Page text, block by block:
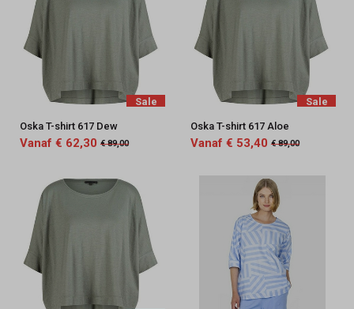
Sale
Oska T-shirt 617 Dew
Vanaf € 62,30 € 89,00
Sale
Oska T-shirt 617 Aloe
Vanaf € 53,40 € 89,00